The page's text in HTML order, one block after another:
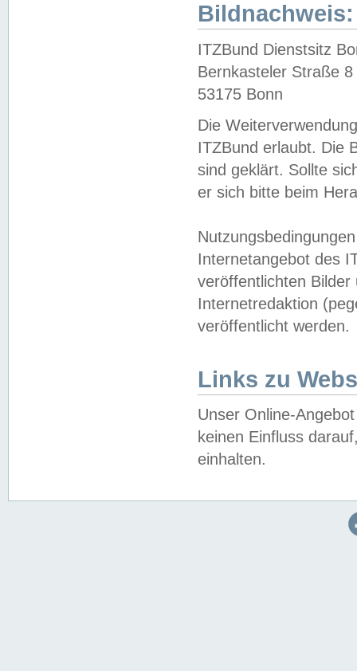
Bildnachweis:
ITZBund Dienstsitz
Bernkasteler Straße 8
53175 Bonn
Die
ITZBund erlaubt. Die
sind geklärt. Sollte
er sich bitte beim
Internetangebot des
veröffentlichten
Internetredaktion
veröffentlicht werden.
Links zu
Unser Online-
keinen Einfluss
einhalten.